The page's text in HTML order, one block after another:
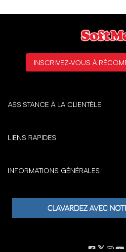
ASSISTANCE À LA CLIENTÈLE
LIENS RAPIDES
INFORMATIONS GÉNÉRALES
INSCRIVEZ-VOUS À
𝕏